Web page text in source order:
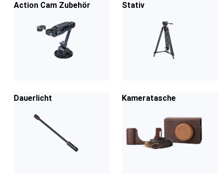
Action Cam Zubehör Stativ
Dauerlicht Kameratasche